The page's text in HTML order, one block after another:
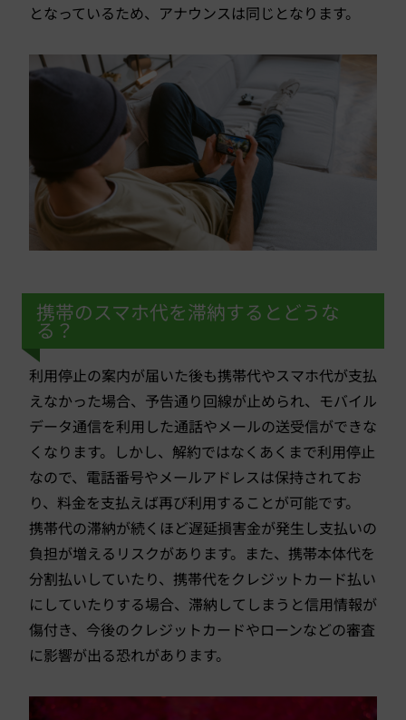
となっているため、アナウンスは同じとなります。
携帯のスマホ代を滞納するとどうな
る？
利用停止の案内が届いた後も携帯代やスマホ代が支払
えなかった場合、予告通り回線が止められ、モバイル
データ通信を利用した通話やメールの送受信ができな
くなります。しかし、解約ではなくあくまで利用停止
なので、電話番号やメールアドレスは保持されてお
り、料金を支払えば再び利用することが可能です。
携帯代の滞納が続くほど遅延損害金が発生し支払いの
負担が増えるリスクがあります。また、携帯本体代を
分割払いしていたり、携帯代をクレジットカード払い
にしていたりする場合、滞納してしまうと信用情報が
傷付き、今後のクレジットカードやローンなどの審査
に影響が出る恐れがあります。